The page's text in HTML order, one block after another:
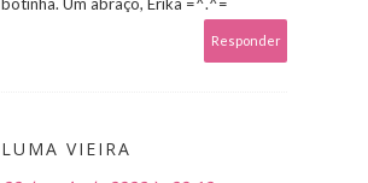
botinha. Um abraço, Érika =^.^=
Responder
LUMA VIEIRA